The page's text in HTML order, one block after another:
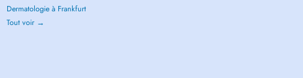
Dermatologie à Frankfurt
Tout voir →